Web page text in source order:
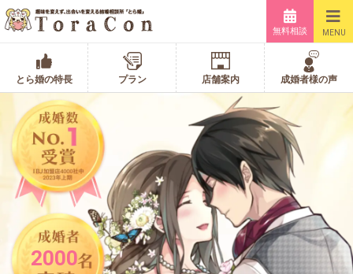
無料相談 MENU
とら婚の特長 プラン 店舗案内 成婚者様の声
2000